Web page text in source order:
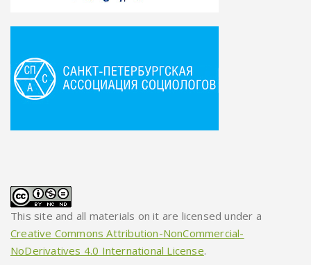
This site and all materials on it are licensed under a
Creative Commons Attribution-NonCommercial-
NoDerivatives 4.0 International License.